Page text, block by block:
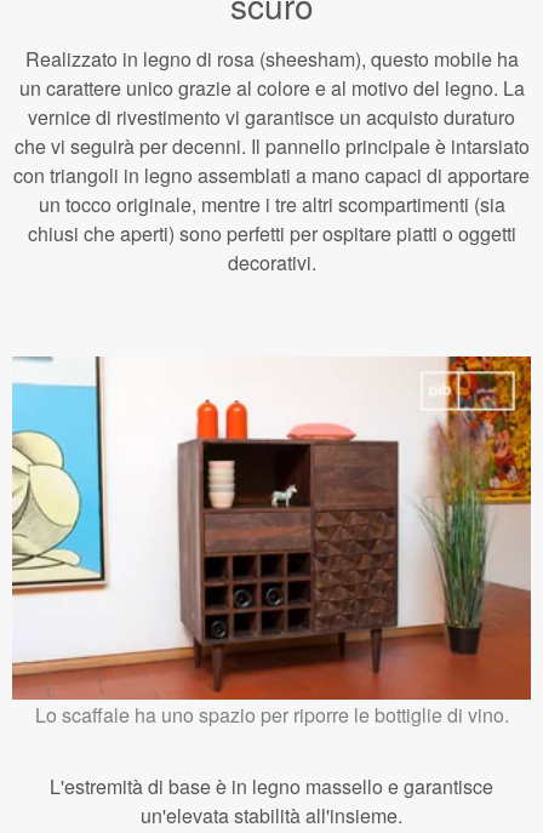
Realizzato in legno di rosa (sheesham), questo mobile ha
un carattere unico grazie al colore e al motivo del legno. La
vernice di rivestimento vi garantisce un acquisto duraturo
che vi seguirà per decenni. Il pannello principale è intarsiato
con triangoli in legno assemblati a mano capaci di apportare
un tocco originale, mentre i tre altri scompartimenti (sia
chiusi che aperti) sono perfetti per ospitare piatti o oggetti
decorativi.
Lo scaffale ha uno spazio per riporre le bottiglie di vino.
L'estremità di base è in legno massello e garantisce
un'elevata stabilità all'insieme.